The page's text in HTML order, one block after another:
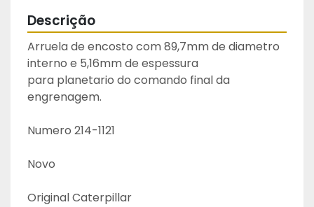
Descrição
Arruela de encosto com 89,7mm de diametro
interno e 5,16mm de espessura
para planetario do comando final da
engrenagem.
Numero 214-1121
Novo
Original Caterpillar